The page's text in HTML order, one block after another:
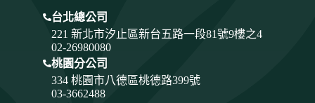
台北總公司
221 新北市汐止區新台五路一段81號9樓之4
02-26980080
桃園分公司
334 桃園市八德區桃德路399號
03-3662488